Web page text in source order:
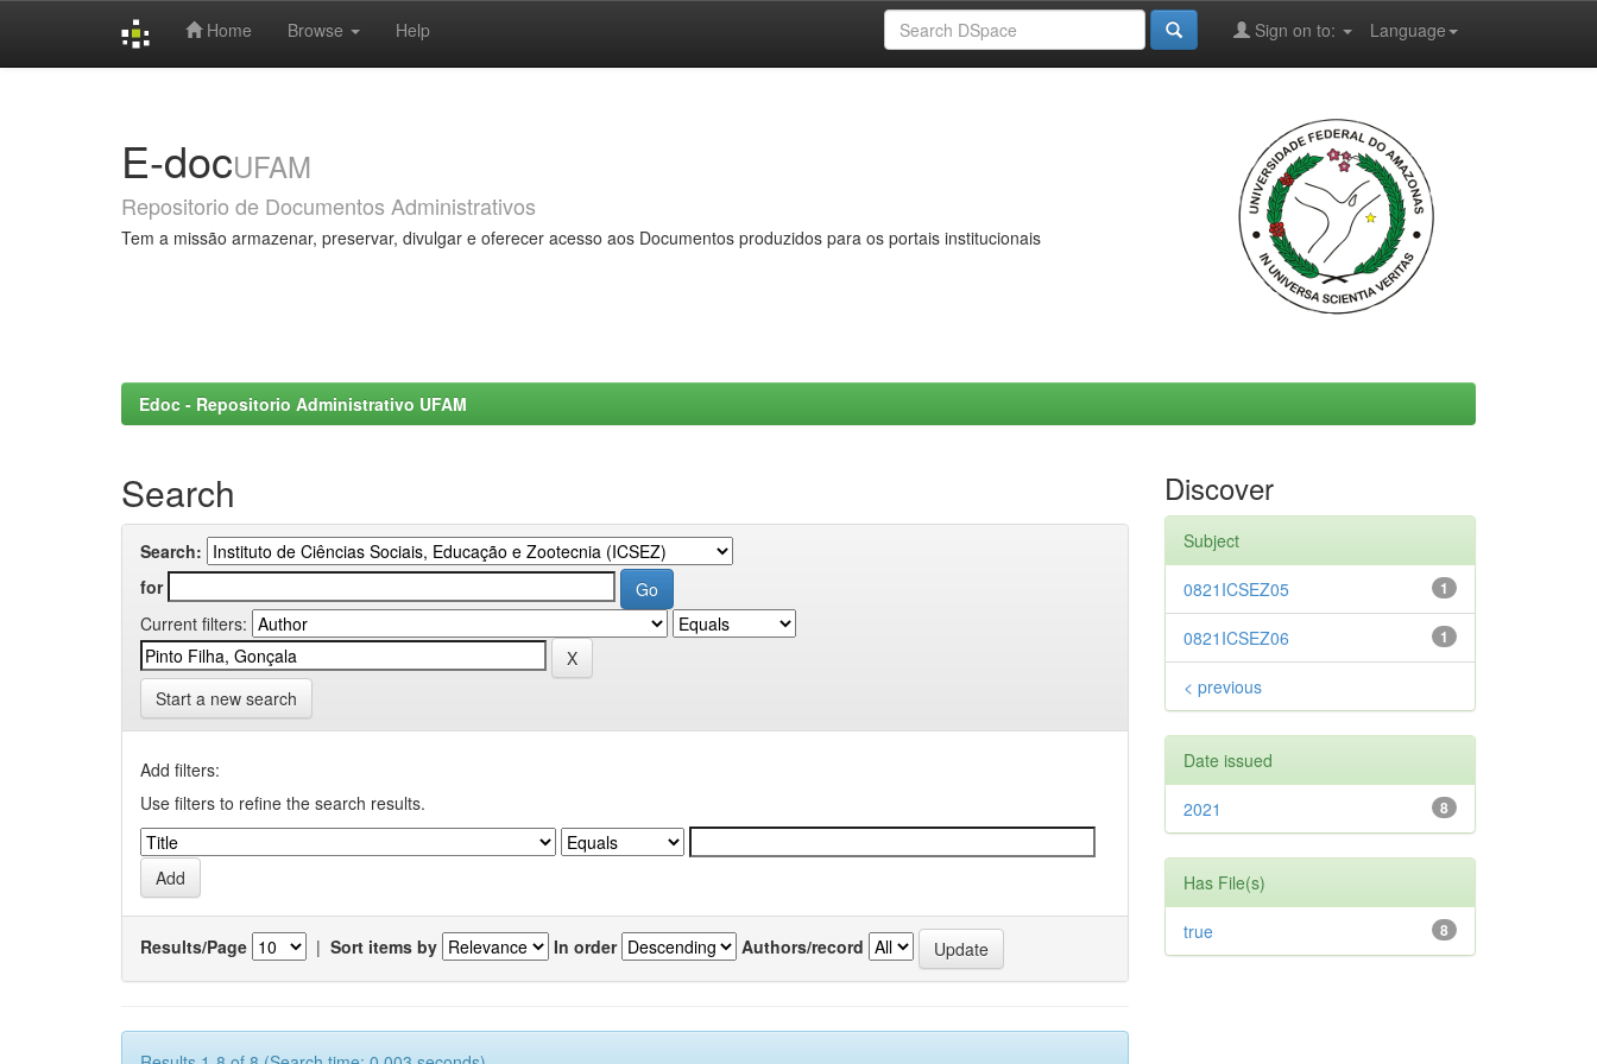
Home Browse Help Language
Sign on to:
E-docUFAM
Repositorio de Documentos Administrativos
Tem a missão armazenar, preservar, divulgar e oferecer acesso aos Documentos produzidos para os portais institucionais
Edoc - Repositorio Administrativo UFAM
Search
Search:
for
Current filters:
Start a new search
Add filters:
Use filters to refine the search results.
Results/Page | Sort items by In order Authors/record
Discover
Subject
1
0821ICSEZ05
1
0821ICSEZ06
< previous
Date issued
8
2021
Has File(s)
8
true